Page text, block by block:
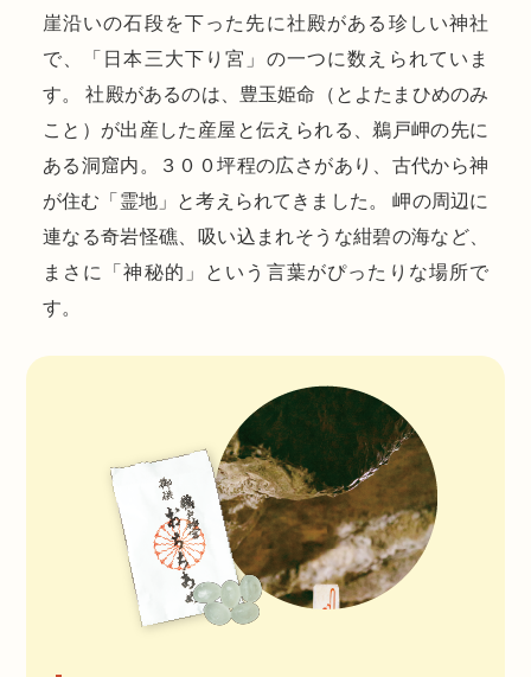
崖沿いの石段を下った先に社殿がある珍しい神社
で、「日本三大下り宮」の一つに数えられていま
す。 社殿があるのは、豊玉姫命（とよたまひめのみ
こと）が出産した産屋と伝えられる、鵜戸岬の先に
ある洞窟内。３００坪程の広さがあり、古代から神
が住む「霊地」と考えられてきました。 岬の周辺に
連なる奇岩怪礁、吸い込まれそうな紺碧の海など、
まさに「神秘的」という言葉がぴったりな場所で
す。